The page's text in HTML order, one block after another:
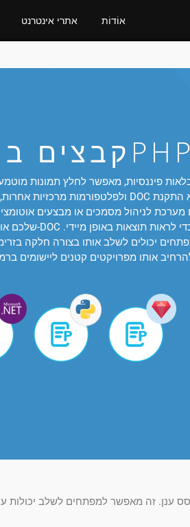
אתרי אינטרנט אוֹדוֹת
חלץ תמונות מDOC קבצים בPHP